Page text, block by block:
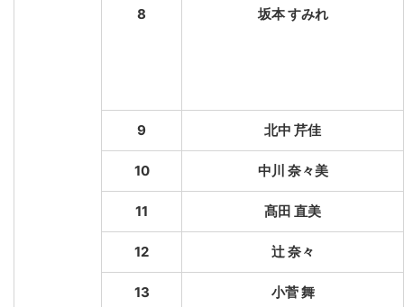
8 坂本 すみれ
9 北中 芹佳
10 中川 奈々美
11 髙田 直美
12 辻 奈々
13 小菅 舞